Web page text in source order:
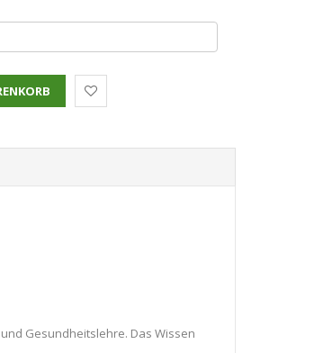
Gesundheitslehre. Das Wissen